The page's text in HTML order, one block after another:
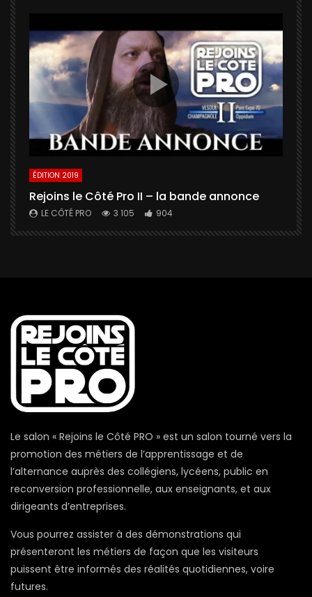
ÉDITION 2019
Rejoins le Côté Pro II – la bande annonce
LE CÔTÉ PRO 3 105 904
Le salon « Rejoins le Côté PRO » est un salon tourné vers la
promotion des métiers de l’apprentissage et de
l’alternance auprès des collégiens, lycéens, public en
reconversion professionnelle, aux enseignants, et aux
dirigeants d’entreprises.
Vous pourrez assister à des démonstrations qui
présenteront les métiers de façon que les visiteurs
puissent être informés des réalités quotidiennes, voire
futures.